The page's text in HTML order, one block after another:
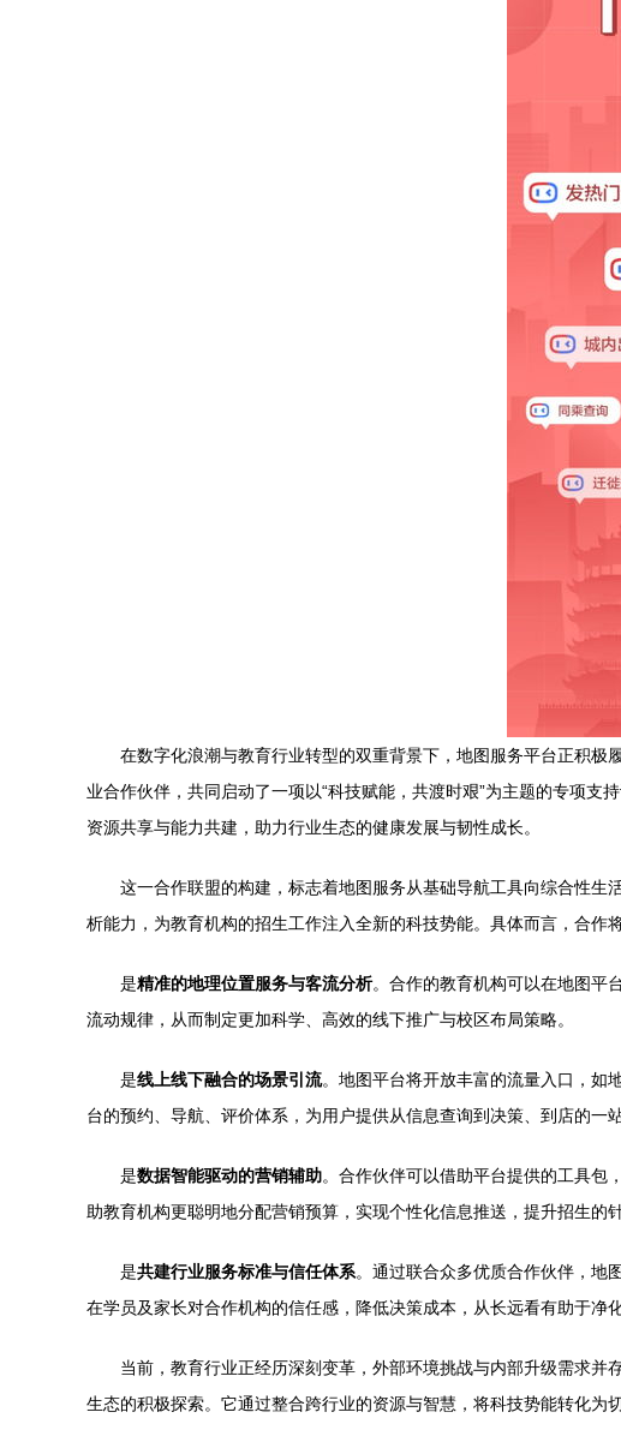
在数字化浪潮与教育行业转型的双重背景下，地图服务平台正积
业合作伙伴，共同启动了一项以“科技赋能，共渡时艰”为主题的专项
资源共享与能力共建，助力行业生态的健康发展与韧性成长。
这一合作联盟的构建，标志着地图服务从基础导航工具向综合性
析能力，为教育机构的招生工作注入全新的科技势能。具体而言，合作
是精准的地理位置服务与客流分析。合作的教育机构可以在地图平
流动规律，从而制定更加科学、高效的线下推广与校区布局策略。
是线上线下融合的场景引流。地图平台将开放丰富的流量入口，如
台的预约、导航、评价体系，为用户提供从信息查询到决策、到店的一
是数据智能驱动的营销辅助。合作伙伴可以借助平台提供的工具包
助教育机构更聪明地分配营销预算，实现个性化信息推送，提升招生的
是共建行业服务标准与信任体系。通过联合众多优质合作伙伴，地
在学员及家长对合作机构的信任感，降低决策成本，从长远看有助于净
当前，教育行业正经历深刻变革，外部环境挑战与内部升级需求并
生态的积极探索。它通过整合跨行业的资源与智慧，将科技势能转化